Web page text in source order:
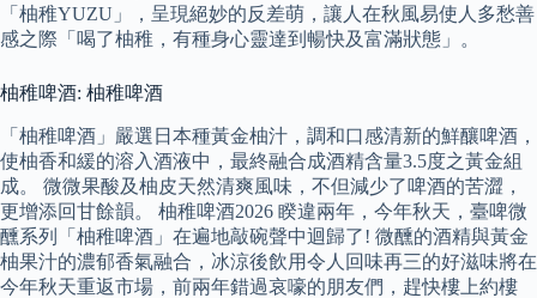
「柚稚YUZU」，呈現絕妙的反差萌，讓人在秋風易使人多愁善
感之際「喝了柚稚，有種身心靈達到暢快及富滿狀態」。
柚稚啤酒: 柚稚啤酒
「柚稚啤酒」嚴選日本種黃金柚汁，調和口感清新的鮮釀啤酒，
使柚香和緩的溶入酒液中，最終融合成酒精含量3.5度之黃金組
成。 微微果酸及柚皮天然清爽風味，不但減少了啤酒的苦澀，
更增添回甘餘韻。 柚稚啤酒2026 睽違兩年，今年秋天，臺啤微
醺系列「柚稚啤酒」在遍地敲碗聲中迴歸了! 微醺的酒精與黃金
柚果汁的濃郁香氣融合，冰涼後飲用令人回味再三的好滋味將在
今年秋天重返市場，前兩年錯過哀嚎的朋友們，趕快樓上約樓